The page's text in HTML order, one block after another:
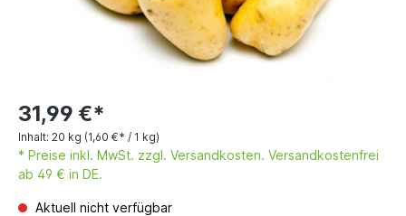
31,99 €*
Inhalt: 20 kg (1,60 €* / 1 kg)
* Preise inkl. MwSt. zzgl. Versandkosten. Versandkostenfrei
ab 49 € in DE.
Aktuell nicht verfügbar